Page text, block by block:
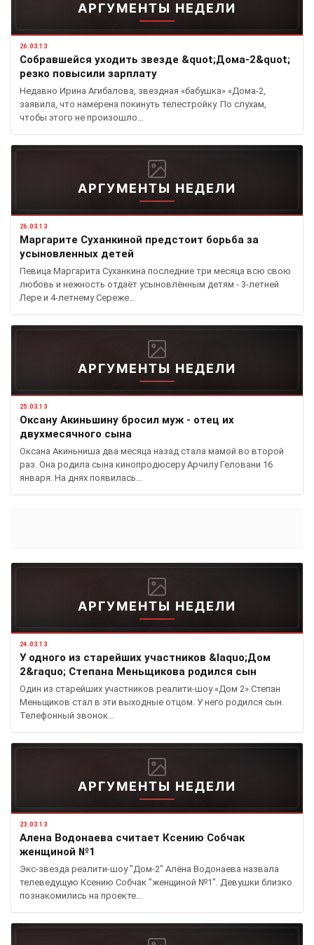
АРГУМЕНТЫ НЕДЕЛИ
26.03.13
Собравшейся уходить звезде &quot;Дома-2&quot;
резко повысили зарплату
Недавно Ирина Агибалова, звездная «бабушка» «Дома-2,
заявила, что намерена покинуть телестройку. По слухам,
чтобы этого не произошло…
АРГУМЕНТЫ НЕДЕЛИ
26.03.13
Маргарите Суханкиной предстоит борьба за
усыновленных детей
Певица Маргарита Суханкина последние три месяца всю свою
любовь и нежность отдаёт усыновлённым детям - 3-летней
Лере и 4-летнему Сереже…
АРГУМЕНТЫ НЕДЕЛИ
25.03.13
Оксану Акиньшину бросил муж - отец их
двухмесячного сына
Оксана Акиньниша два месяца назад стала мамой во второй
раз. Она родила сына кинопродюсеру Арчилу Геловани 16
января. На днях появилась…
АРГУМЕНТЫ НЕДЕЛИ
24.03.13
У одного из старейших участников &laquo;Дом
2&raquo; Степана Меньщикова родился сын
Один из старейших участников реалити-шоу «Дом 2» Степан
Меньщиков стал в эти выходные отцом. У него родился сын.
Телефонный звонок…
АРГУМЕНТЫ НЕДЕЛИ
23.03.13
Алена Водонаева считает Ксению Собчак
женщиной №1
Экс-звезда реалити-шоу "Дом-2" Алёна Водонаева назвала
телеведущую Ксению Собчак "женщиной №1". Девушки близко
познакомились на проекте…